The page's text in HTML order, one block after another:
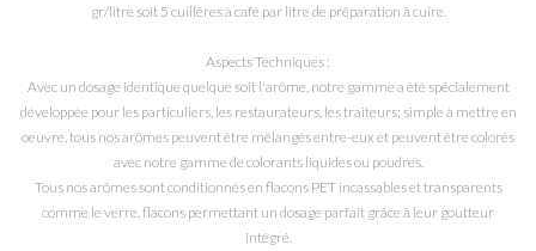
gr/litre soit 5 cuillères à café par litre de préparation à cuire.
Aspects Techniques :
Avec un dosage identique quelque soit l'arôme, notre gamme a été spécialement
développée pour les particuliers, les restaurateurs, les traiteurs; simple à mettre en
oeuvre, tous nos arômes peuvent être mélangés entre-eux et peuvent être colorés
avec notre gamme de colorants liquides ou poudres.
Tous nos arômes sont conditionnés en flacons PET incassables et transparents
comme le verre, flacons permettant un dosage parfait grâce à leur goutteur
intégré.